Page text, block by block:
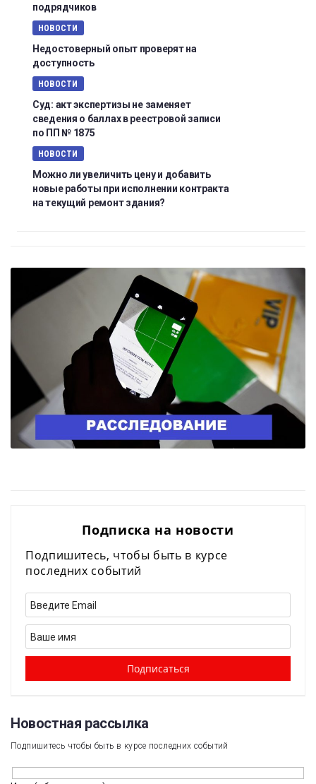
подрядчиков
НОВОСТИ
Недостоверный опыт проверят на
доступность
НОВОСТИ
Суд: акт экспертизы не заменяет
сведения о баллах в реестровой записи
по ПП № 1875
НОВОСТИ
Можно ли увеличить цену и добавить
новые работы при исполнении контракта
на текущий ремонт здания?
Подписка на новости
Подпишитесь, чтобы быть в курсе
последних событий
Новостная рассылка​
Подпишитесь чтобы быть в курсе последних событий